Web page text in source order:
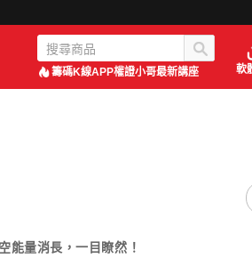
籌碼K線APP權證小哥最新講座 軟
能量消長，一目瞭然！